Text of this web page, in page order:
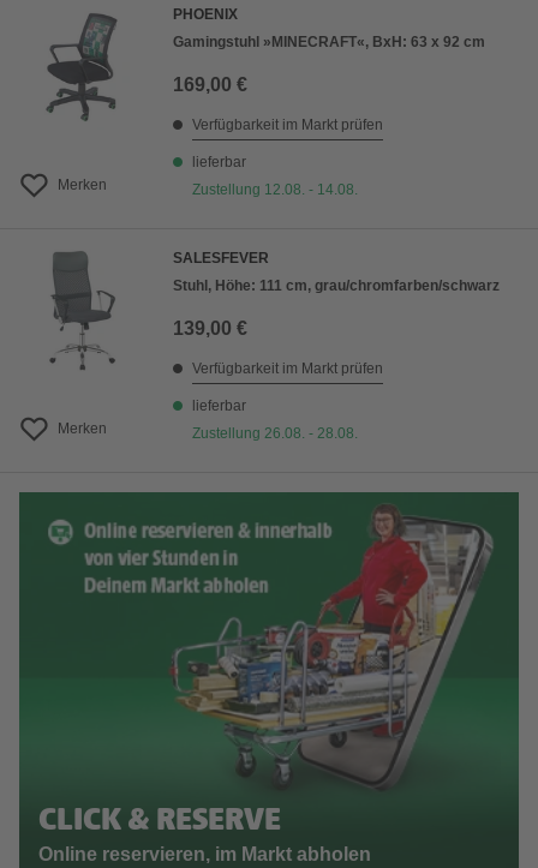
Merken
PHOENIX
Gamingstuhl »MINECRAFT«, BxH: 63 x 92 cm
169,00 €
Verfügbarkeit im Markt prüfen
lieferbar
Zustellung 12.08. - 14.08.
Merken
SALESFEVER
Stuhl, Höhe: 111 cm, grau/chromfarben/schwarz
139,00 €
Verfügbarkeit im Markt prüfen
lieferbar
Zustellung 26.08. - 28.08.
CLICK & RESERVE
Online reservieren, im Markt abholen